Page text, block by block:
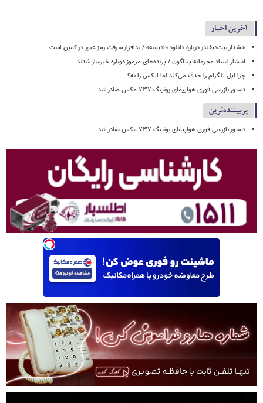
آخرین اخبار
هشدار بیت‌دیفندر درباره دانلود «ادیسه» / بدافزار سرقت رمز عبور در کمین است
انتشار اسناد محرمانه پنتاگون / پرنده‌های مرموز دوباره خبرساز شدند
چرا اپل تلگرام را حذف می‌کند اما ایکس را نه؟
دستور بازرسی فوری هواپیمای بوئینگ ۷۳۷ مکس صادر شد
پربیننده‌ترین
دستور بازرسی فوری هواپیمای بوئینگ ۷۳۷ مکس صادر شد